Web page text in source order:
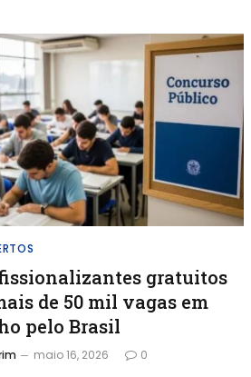
gratuitos
de 50 mil vagas em
pelo Brasil
maio 16, 2026 0